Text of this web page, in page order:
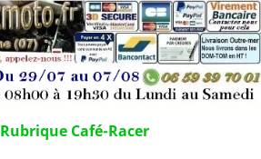
Rubrique Café-Racer